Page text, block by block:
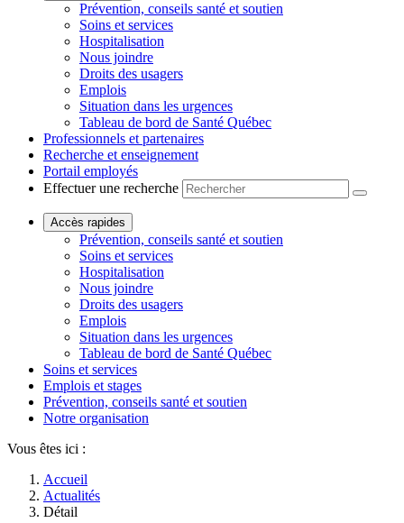
Prévention, conseils santé et soutien
Soins et services
Hospitalisation
Nous joindre
Droits des usagers
Emplois
Situation dans les urgences
Tableau de bord de Santé Québec
Professionnels et partenaires
Recherche et enseignement
Portail employés
Effectuer une recherche
Accès rapides
Prévention, conseils santé et soutien
Soins et services
Hospitalisation
Nous joindre
Droits des usagers
Emplois
Situation dans les urgences
Tableau de bord de Santé Québec
Soins et services
Emplois et stages
Prévention, conseils santé et soutien
Notre organisation
Vous êtes ici :
Accueil
Actualités
Détail